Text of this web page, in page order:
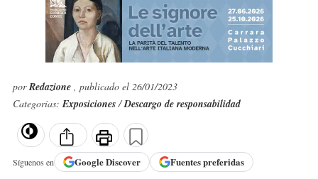
porRedazione , publicado el 26/01/2023
Categorías:Exposiciones/Descargo de responsabilidad
Síguenos en GoogleDiscover Fuentes preferidas